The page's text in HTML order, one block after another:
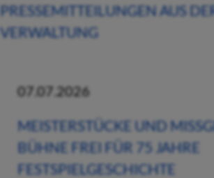
PRESSEMITTEILUNGEN AUS
VERWALTUNG
07.07.2026
MEISTERSTÜCKE UND
BÜHNE FREI FÜR 75 JAHRE
FESTSPIELGESCHICHTE